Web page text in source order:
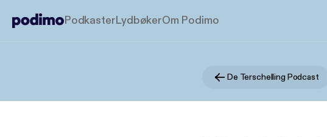
PodkasterLydbøkerOm Podimo
De Terschelling Podcast